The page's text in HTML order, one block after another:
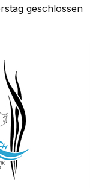
geschlossen